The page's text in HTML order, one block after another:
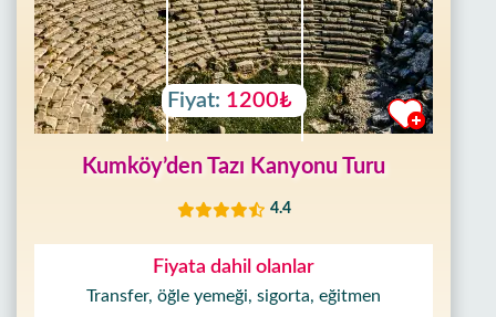
Fiyat: 1200₺
Kumköy’den Tazı Kanyonu Turu
4.4
Fiyata dahil olanlar
Transfer, öğle yemeği, sigorta, eğitmen